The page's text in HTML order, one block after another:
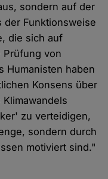
sondern auf der
der Funktionsweise
die sich auf
Prüfung von
Humanisten haben
Konsens über
zu verteidigen,
sondern durch
motiviert sind."